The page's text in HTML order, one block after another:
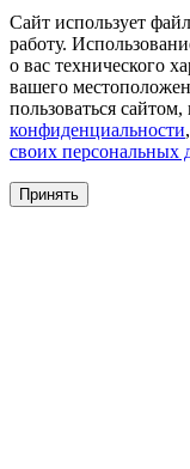
Сайт использует
работу.
о вас технического
вашего
пользоваться
конфиденциальности
своих персональных
Принять